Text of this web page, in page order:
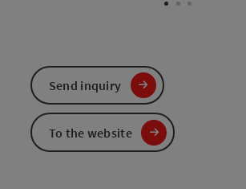
Send inquiry
To the website